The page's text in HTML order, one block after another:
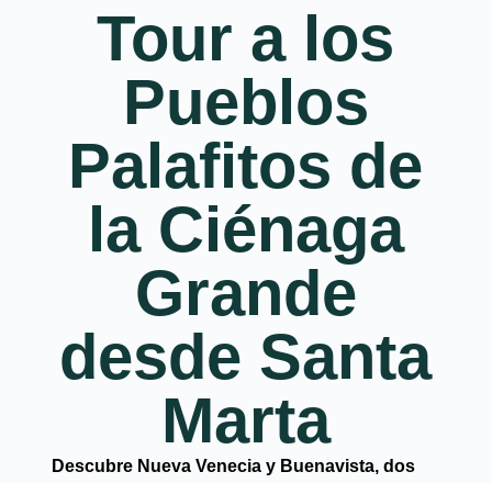
Tour a los
Pueblos
Palafitos de
la Ciénaga
Grande
desde Santa
Marta
Descubre Nueva Venecia y Buenavista, dos